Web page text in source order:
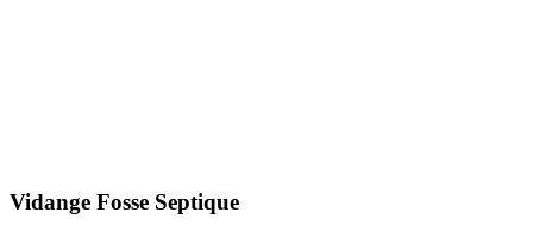
Vidange Fosse Septique